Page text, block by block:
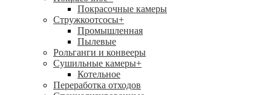
Покрасочные камеры
Стружкоотсосы+
Промышленная
Пылевые
Рольганги и конвееры
Сушильные камеры+
Котельное
Переработка отходов